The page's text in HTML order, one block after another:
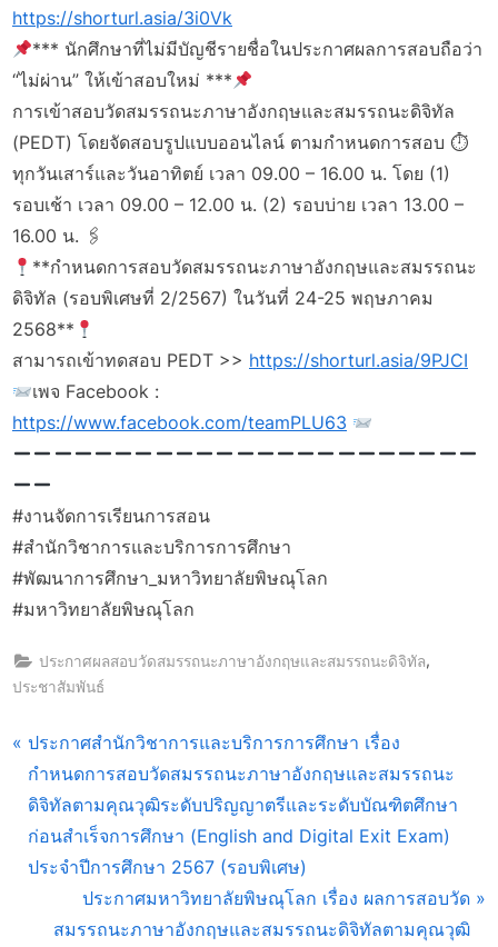
https://shorturl.asia/3i0Vk
*** นักศึกษาที่ไม่มีบัญชีรายชื่อในประกาศผลการสอบถือว่า
“ไม่ผ่าน” ให้เข้าสอบใหม่ ***
การเข้าสอบวัดสมรรถนะภาษาอังกฤษและสมรรถนะดิจิทัล
(PEDT) โดยจัดสอบรูปแบบออนไลน์ ตามกำหนดการสอบ ⏱
ทุกวันเสาร์และวันอาทิตย์ เวลา 09.00 – 16.00 น. โดย (1)
รอบเช้า เวลา 09.00 – 12.00 น. (2) รอบบ่าย เวลา 13.00 –
16.00 น. 🖇
**กำหนดการสอบวัดสมรรถนะภาษาอังกฤษและสมรรถนะ
ดิจิทัล (รอบพิเศษที่ 2/2567) ในวันที่ 24-25 พฤษภาคม
2568**
สามารถเข้าทดสอบ PEDT >> https://shorturl.asia/9PJCI
เพจ Facebook :
https://www.facebook.com/teamPLU63
#งานจัดการเรียนการสอน
#สำนักวิชาการและบริการการศึกษา
#พัฒนาการศึกษา_มหาวิทยาลัยพิษณุโลก
#มหาวิทยาลัยพิษณุโลก
ประกาศผลสอบวัดสมรรถนะภาษาอังกฤษและสมรรถนะดิจิทัล,
ประชาสัมพันธ์
แนะแนว
เรื่อง
P
r
e
v
i
ประกาศสำนักวิชาการและบริการการศึกษา เรื่อง
กำหนดการสอบวัดสมรรถนะภาษาอังกฤษและสมรรถนะ
ดิจิทัลตามคุณวุฒิระดับปริญญาตรีและระดับบัณฑิตศึกษา
ก่อนสำเร็จการศึกษา (English and Digital Exit Exam)
ประจำปีการศึกษา 2567 (รอบพิเศษ)
N
e
ประกาศมหาวิทยาลัยพิษณุโลก เรื่อง ผลการสอบวัด
สมรรถนะภาษาอังกฤษและสมรรถนะดิจิทัลตามคุณวุฒิ